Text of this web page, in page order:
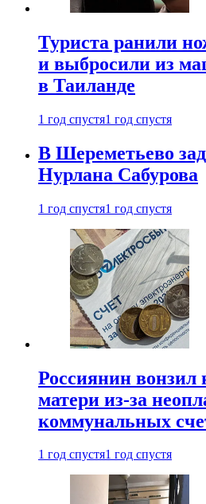
Туриста ранили
и выбросили из
в Таиланде
1 год спустя1 год спустя
В Шереметьево
Нурлана Сабурова
1 год спустя1 год спустя
Россиянин вонзил
матери из-за
коммунальных
1 год спустя1 год спустя